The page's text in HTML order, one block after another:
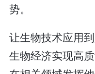
势。
让生物技术应用
生物经济实现高